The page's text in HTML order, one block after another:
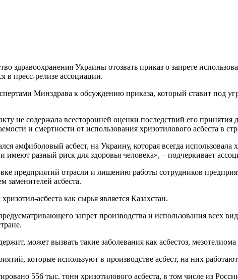
здравоохранения Украины отозвать приказ о запрете
в пресс-релизе ассоциации.
Минздрава к обсуждению приказа, который ставит под
не содержала всесторонней оценки последствий его принятия
и смертности от использования хризотилового асбеста в
амфиболовый асбест, на Украину, которая всегда использовала
разный риск для здоровья человека», – подчеркивает
предприятий отрасли и лишению работы сотрудников
заменителей асбеста.
асбеста как сырья является Казахстан.
запрет производства и использования всех
может вызвать такие заболевания как асбестоз,
которые используют в производстве асбест, на них
556 тыс. тонн хризотилового асбеста, в том числе из